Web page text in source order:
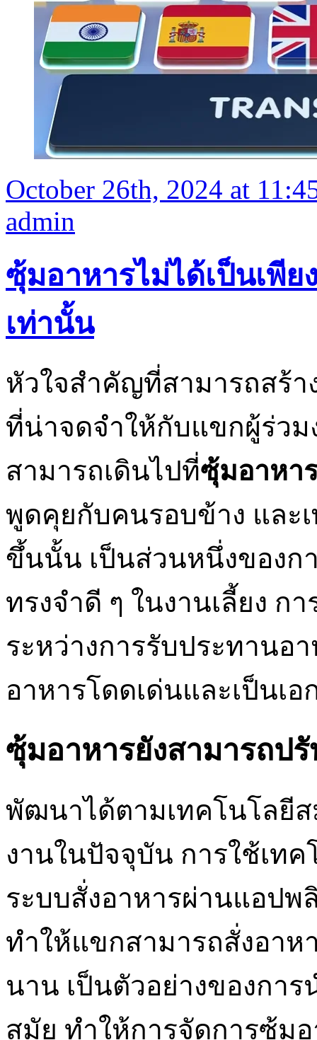
October 26th, 2024 at
admin
ซุ้มอาหารไม่ได้เป็นเพีย
เท่านั้น
หัวใจสำคัญที่สามารถสร้
ที่น่าจดจำให้กับแขกผู้ร่วม
สามารถเดินไปที่ซุ้มอาหา
พูดคุยกับคนรอบข้าง และ
ขึ้นนั้น เป็นส่วนหนึ่งของก
ทรงจำดี ๆ ในงานเลี้ยง ก
ระหว่างการรับประทานอ
อาหารโดดเด่นและเป็นเ
ซุ้มอาหารยังสามารถปรั
พัฒนาได้ตามเทคโนโลยี
งานในปัจจุบัน การใช้เทค
ระบบสั่งอาหารผ่านแอปพ
ทำให้แขกสามารถสั่งอาห
นาน เป็นตัวอย่างของกา
สมัย ทำให้การจัดการซุ้ม